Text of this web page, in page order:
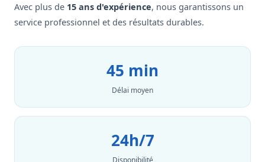
Avec plus de 15 ans d'expérience, nous garantissons un
service professionnel et des résultats durables.
45 min
Délai moyen
24h/7
Disponibilité